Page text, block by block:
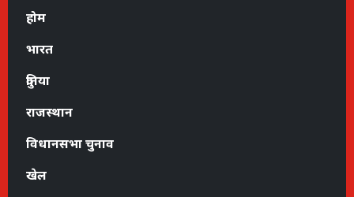
होम
भारत
दुनिया
राजस्थान
विधानसभा चुनाव
खेल